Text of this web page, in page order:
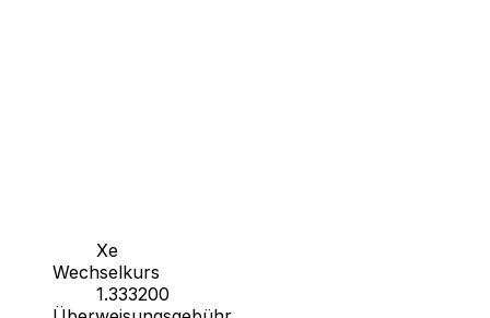
Xe
Wechselkurs
1.333200